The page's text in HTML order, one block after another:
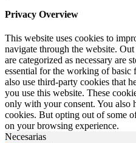
Privacy Overview
This website uses cookies to
navigate through the website.
are categorized as necessary are
essential for the working of basic
also use third-party cookies that
you use this website. These
only with your consent. You also
cookies. But opting out of some
on your browsing experience.
Necesarias